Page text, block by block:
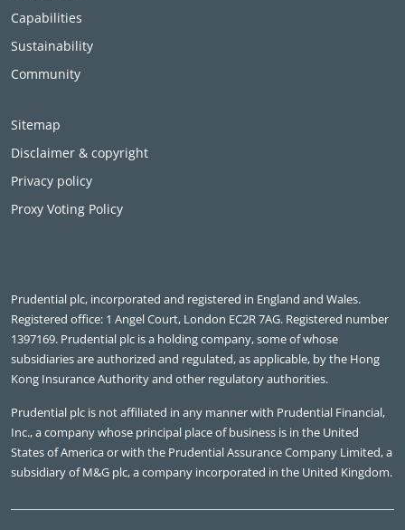
Capabilities
Sustainability
Community
Sitemap
Disclaimer & copyright
Privacy policy
Proxy Voting Policy
Prudential plc, incorporated and registered in England and Wales.
Registered office: 1 Angel Court, London EC2R 7AG. Registered number
1397169. Prudential plc is a holding company, some of whose
subsidiaries are authorized and regulated, as applicable, by the Hong
Kong Insurance Authority and other regulatory authorities.
Prudential plc is not affiliated in any manner with Prudential Financial,
Inc., a company whose principal place of business is in the United
States of America or with the Prudential Assurance Company Limited, a
subsidiary of M&G plc, a company incorporated in the United Kingdom.